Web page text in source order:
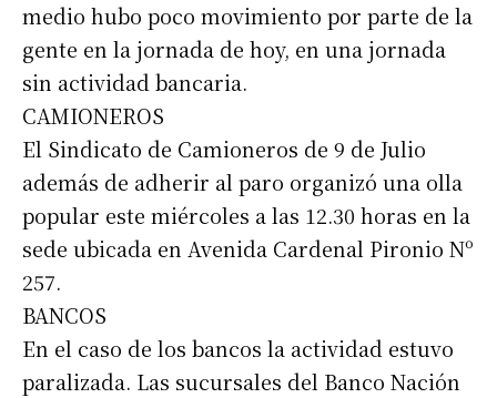
medio hubo poco movimiento por parte de la
gente en la jornada de hoy, en una jornada
sin actividad bancaria.
CAMIONEROS
El Sindicato de Camioneros de 9 de Julio
además de adherir al paro organizó una olla
popular este miércoles a las 12.30 horas en la
sede ubicada en Avenida Cardenal Pironio Nº
257.
BANCOS
En el caso de los bancos la actividad estuvo
paralizada. Las sucursales del Banco Nación